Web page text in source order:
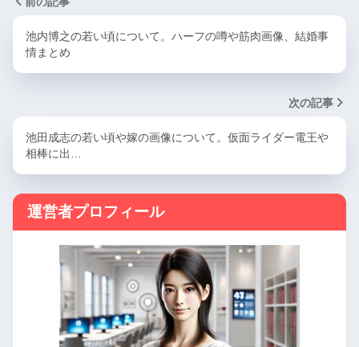
池内博之の若い頃について。ハーフの噂や筋肉画像、結婚事
情まとめ
次の記事
池田成志の若い頃や嫁の画像について。仮面ライダー電王や
相棒に出…
運営者プロフィール